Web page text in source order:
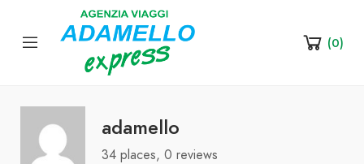
(0)
adamello
34 places, 0 reviews